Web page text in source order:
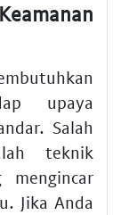
upaya
Salah
teknik
Jika Anda